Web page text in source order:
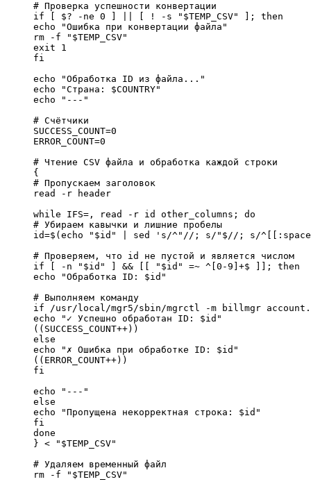
# Проверка успешности конвертации
if [ $? -ne 0 ] || [ ! -s "$TEMP_CSV" ]; then
echo "Ошибка при конвертации файла"
rm -f "$TEMP_CSV"
exit 1
fi
echo "Обработка ID из файла..."
echo "Страна: $COUNTRY"
echo "---"
# Счётчики
SUCCESS_COUNT=0
ERROR_COUNT=0
# Чтение CSV файла и обработка каждой строки
{
# Пропускаем заголовок
read -r header
while IFS=, read -r id other_columns; do
# Убираем кавычки и лишние пробелы
id=$(echo "$id" | sed 's/^"//; s/"$//; s/
# Проверяем, что id не пустой и является числом
if [ -n "$id" ] && [[ "$id" =~ ^[0-9]+$ ]]; then
echo "Обработка ID: $id"
# Выполняем команду
if /usr/local/mgr5/sbin/mgrctl -m billmgr
echo "✓ Успешно обработан ID: $id"
((SUCCESS_COUNT++))
else
echo "✗ Ошибка при обработке ID: $id"
((ERROR_COUNT++))
fi
echo "---"
else
echo "Пропущена некорректная строка: $id"
fi
done
} < "$TEMP_CSV"
# Удаляем временный файл
rm -f "$TEMP_CSV"